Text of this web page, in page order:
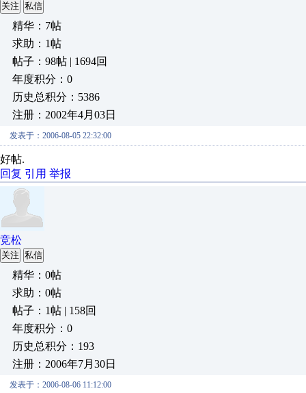
关注 私信
精华：7帖
求助：1帖
帖子：98帖 | 1694回
年度积分：0
历史总积分：5386
注册：2002年4月03日
发表于：2006-08-05 22:32:00
好帖.
回复 引用 举报
竞松
关注 私信
精华：0帖
求助：0帖
帖子：1帖 | 158回
年度积分：0
历史总积分：193
注册：2006年7月30日
发表于：2006-08-06 11:12:00